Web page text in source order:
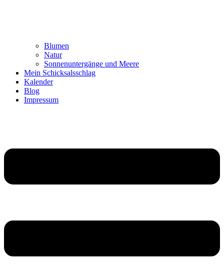
Blumen
Natur
Sonnenuntergänge und Meere
Mein Schicksalsschlag
Kalender
Blog
Impressum